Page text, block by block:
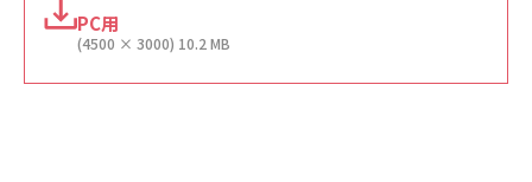
PC用
(4500 × 3000) 10.2 MB